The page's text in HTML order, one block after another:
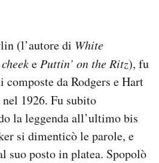
(l’autore di White
ePuttin’ on the Ritz), fu
composte da Rodgers e Hart
nel 1926. Fu subito
la leggenda all’ultimo bis
si dimenticò le parole, e
suo posto in platea. Spopolò